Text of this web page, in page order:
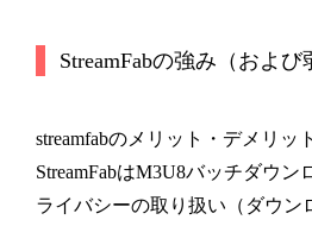
StreamFabの強み（および
streamfabのメリット・デメリッ
StreamFabはM3U8バッチダウ
ライバシーの取り扱い（ダウン